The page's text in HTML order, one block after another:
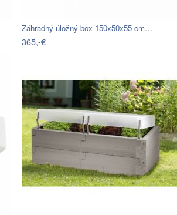
Záhradný úložný box 150x50x55 cm…
365,-€